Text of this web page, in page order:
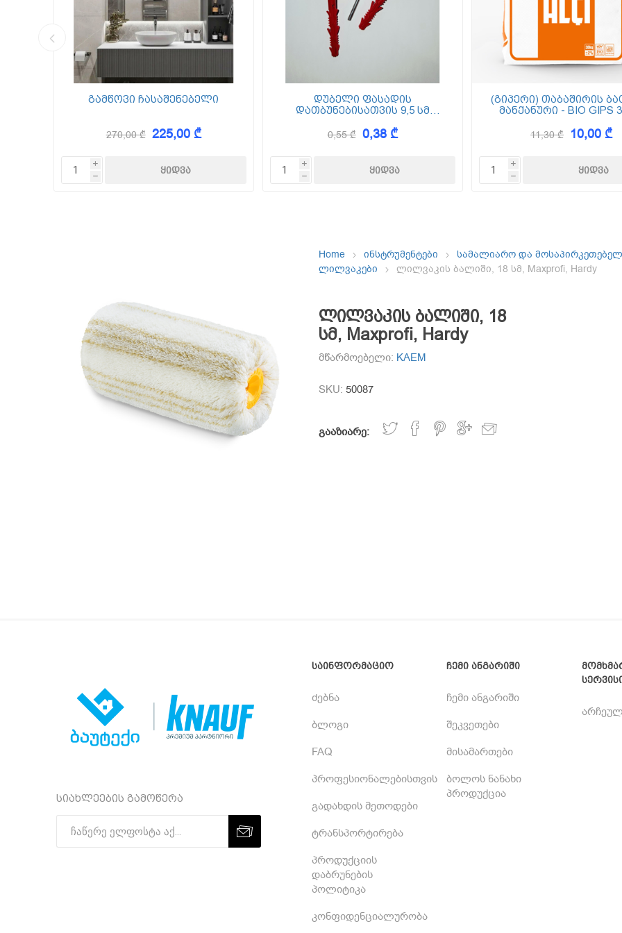
კედლის შემოსვები
KAEM Dekor
გამწოვი ჩასაშენებელი
270,00 ₾ 225,00 ₾
i
h
დუბელი ფასადის
დათბუნებისათვის 9,5 სმ
0,55 ₾ 0,38 ₾
i
h
(გიპერი) თაბაშირის
მანქანური - BIO GIPS
11,30 ₾ 10,00 ₾
i
h
Home ინსტრუმენტები
სამალიარო და
ლილვაკები
ლილვაკის ბალიში, 18 სმ, Maxprofi, Hardy
ლილვაკის ბალიში, 18
სმ, Maxprofi, Hardy
მწარმოებელი: KAEM
SKU: 50087
გააზიარე:
სიახლეების გამოწერა
საინფორმაციო
ძებნა
ბლოგი
FAQ
პროფესიონალებისთვის
გადახდის მეთოდები
ტრანსპორტირება
პროდუქციის
დაბრუნების
პოლიტიკა
კონფიდენციალურობა
ჩემი ანგარიში
ჩემი ანგარიში
შეკვეთები
მისამართები
ბოლოს ნანახი
პროდუქცია